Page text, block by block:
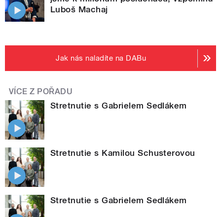
Luboš Machaj
Jak nás naladíte na DABu
VÍCE Z POŘADU
Stretnutie s Gabrielem Sedlákem
Stretnutie s Kamilou Schusterovou
Stretnutie s Gabrielem Sedlákem